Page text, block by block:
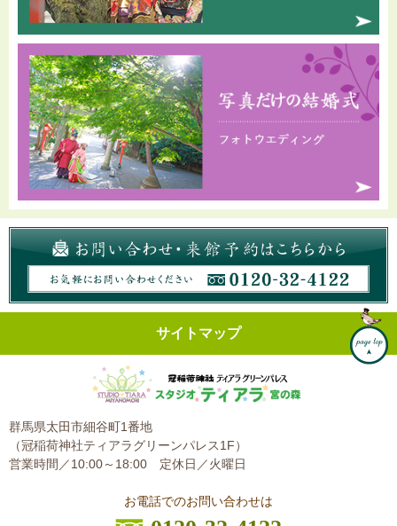
サイトマップ
群馬県太田市細谷町1番地
（冠稲荷神社ティアラグリーンパレス1F）
営業時間／10:00～18:00 定休日／火曜日
お電話でのお問い合わせは